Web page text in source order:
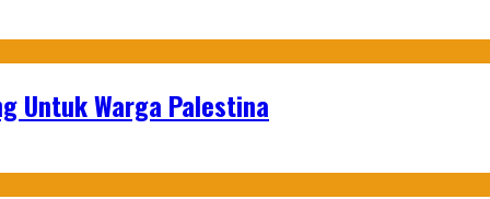
Untuk Warga Palestina